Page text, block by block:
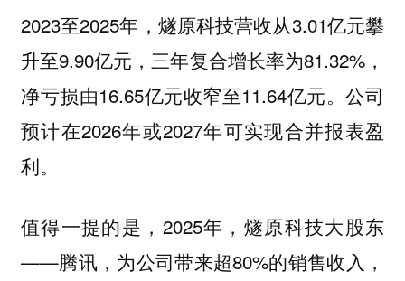
2023至2025年，燧原科技营收从3.01亿元攀
升至9.90亿元，三年复合增长率为81.32%，
净亏损由16.65亿元收窄至11.64亿元。公司
预计在2026年或2027年可实现合并报表盈
利。
值得一提的是，2025年，燧原科技大股东
——腾讯，为公司带来超80%的销售收入，